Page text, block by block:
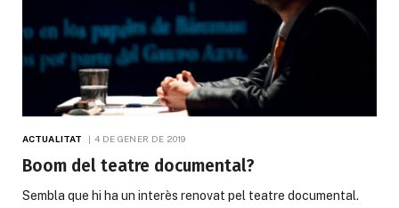
ACTUALITAT 4 DE GENER DE 2019
Boom del teatre documental?
Sembla que hi ha un interès renovat pel teatre documental.